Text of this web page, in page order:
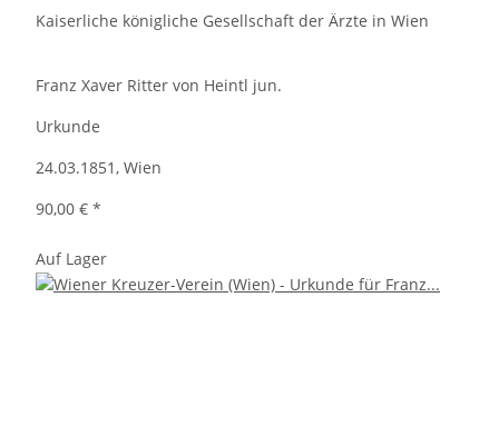
Kaiserliche königliche Gesellschaft der Ärzte in Wien
Franz Xaver Ritter von Heintl jun.
Urkunde
24.03.1851, Wien
90,00 € *
Auf Lager